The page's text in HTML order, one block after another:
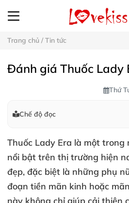
Trang chủ / Tin tức
Đánh giá Thuốc Lady
Thứ
Chế độ đọc
Thuốc Lady Era là một trong
nổi bật trên thị trường hiện
đẹp, đặc biệt là những phụ
đoạn tiền mãn kinh hoặc